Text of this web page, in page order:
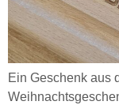
Ein Geschenk aus